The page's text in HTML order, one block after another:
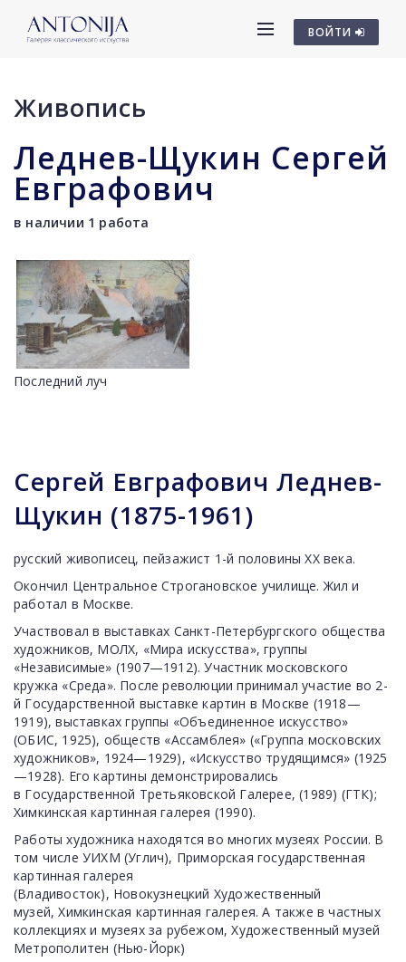
ВОЙТИ
Живопись
Леднев-Щукин Сергей
Евграфович
в наличии 1 работа
Последний луч
Сергей Евграфович Леднев-
Щукин (1875-1961)
русский живописец, пейзажист 1-й половины XX века.
Окончил Центральное Строгановское училище. Жил и
работал в Москве.
Участвовал в выставках Санкт-Петербургского общества
художников, МОЛХ, «Мира искусства», группы
«Независимые» (1907—1912). Участник московского
кружка «Среда». После революции принимал участие во 2-
й Государственной выставке картин в Москве (1918—
1919), выставках группы «Объединенное искусство»
(ОБИС, 1925), обществ «Ассамблея» («Группа московских
художников», 1924—1929), «Искусство трудящимся» (1925
—1928). Его картины демонстрировались
в Государственной Третьяковской Галерее, (1989) (ГТК);
Химкинская картинная галерея (1990).
Работы художника находятся во многих музеях России. В
том числе УИХМ (Углич), Приморская государственная
картинная галерея
(Владивосток), Новокузнецкий Художественный
музей, Химкинская картинная галерея. А также в частных
коллекциях и музеях за рубежом, Художественный музей
Метрополитен (Нью-Йорк)